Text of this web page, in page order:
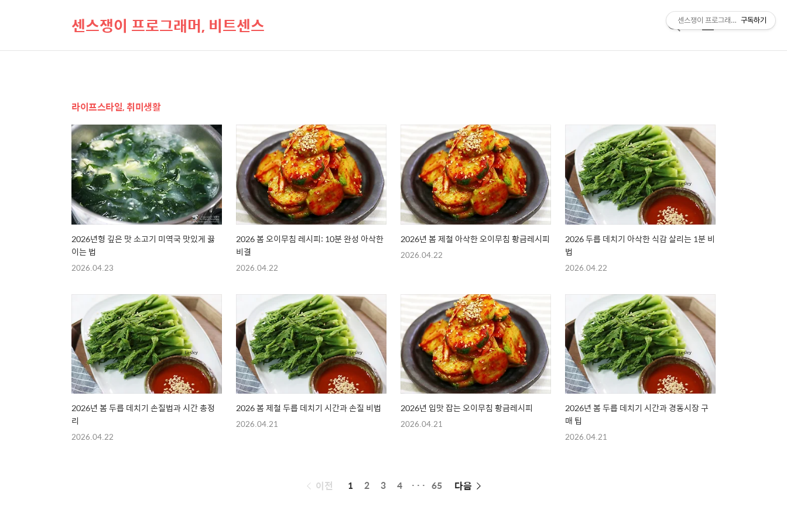
센스쟁이 프로그래머, 비트센스
검
메
라이프스타일, 취미생활
2026년형 깊은 맛 소고기 미역국 맛있게 끓
이는 법
2026.04.23
2026 봄 오이무침 레시피: 10분 완성 아삭한
비결
2026.04.22
2026년 봄 제철 아삭한 오이무침 황금레시피
2026.04.22
2026 두릅 데치기 아삭한 식감 살리는 1분 비
법
2026.04.22
2026년 봄 두릅 데치기 손질법과 시간 총정
리
2026.04.22
2026 봄 제철 두릅 데치기 시간과 손질 비법
2026.04.21
2026년 입맛 잡는 오이무침 황금레시피
2026.04.21
2026년 봄 두릅 데치기 시간과 경동시장 구
매 팁
2026.04.21
페
이전 1 2 3 4 ··· 65 다음
센스쟁이 프로그래머, 비트센스
구독하기